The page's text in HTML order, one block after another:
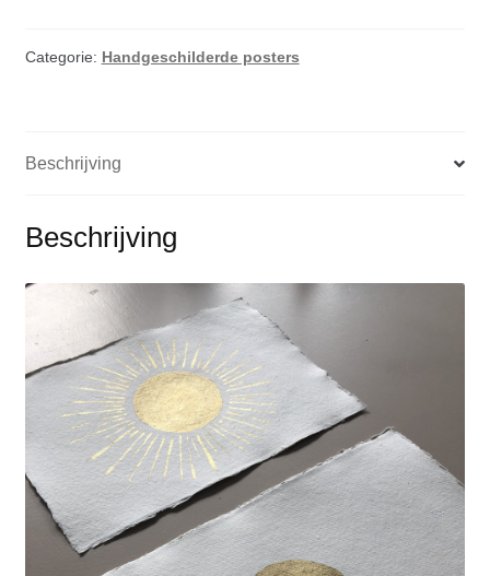
€39,95
Categorie: Handgeschilderde posters
Beschrijving
Beschrijving